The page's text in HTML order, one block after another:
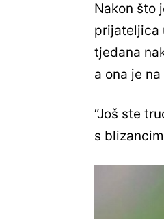
Nakon što
prijateljica
tjedana
a ona je
“Još ste
s